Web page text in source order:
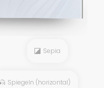
Sepia
Spiegeln (horizontal)